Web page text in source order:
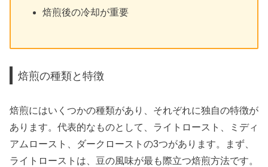
焙煎後の冷却が重要
焙煎の種類と特徴
焙煎にはいくつかの種類があり、それぞれに独自の特徴が
あります。代表的なものとして、ライトロースト、ミディ
アムロースト、ダークローストの3つがあります。まず、
ライトローストは、豆の風味が最も際立つ焙煎方法です。